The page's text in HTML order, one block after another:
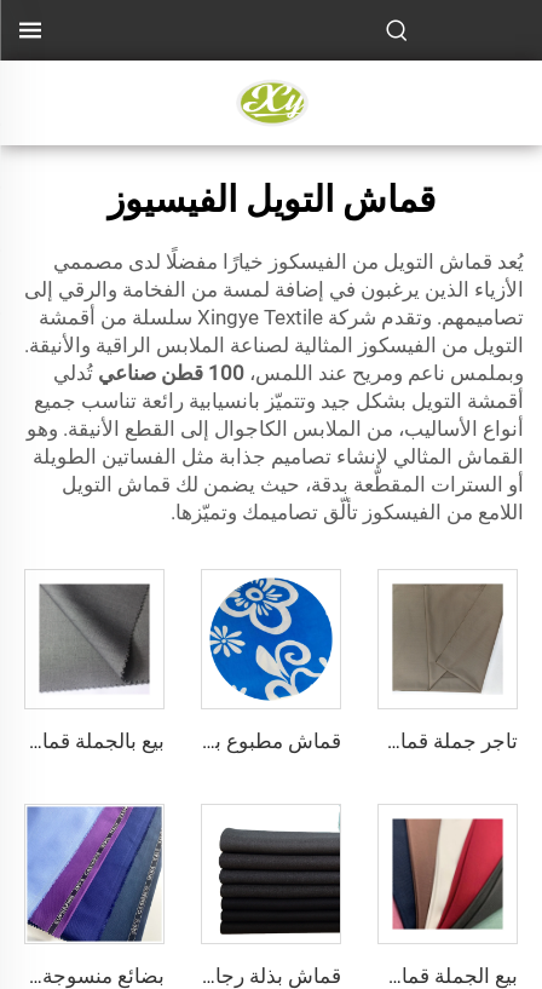
قماش التويل الفيسيوز
يُعد قماش التويل من الفيسكوز خيارًا مفضلًا لدى مصممي
الأزياء الذين يرغبون في إضافة لمسة من الفخامة والرقي إلى
تصاميمهم. وتقدم شركة Xingye Textile سلسلة من أقمشة
التويل من الفيسكوز المثالية لصناعة الملابس الراقية والأنيقة.
وبملمس ناعم ومريح عند اللمس، 100 قطن صناعي
تُدلي
أقمشة التويل بشكل جيد وتتميّز بانسيابية رائعة تناسب جميع
أنواع الأساليب، من الملابس الكاجوال إلى القطع الأنيقة. وهو
القماش المثالي لإنشاء تصاميم جذابة مثل الفساتين الطويلة
أو السترات المقطّعة بدقة، حيث يضمن لك قماش التويل
اللامع من الفيسكوز تألّق تصاميمك وتميّزها.
تاجر جملة قماش الثوب العربي للرجال قماش بوليستر مجوف قماش toyobo قميص ثوب عربي قماش مطبوع بالصبغة مصنوع من بوليستر 100٪ CEY، وزنه 165 جرام لكل متر مربع، مع زخرفة أزهار CEY بيع بالجملة قماش تويل بنسبة 80% بوليستر و20% فيزاوس لأزياء الرجال العرب والثياب التقليدية لتويبو
بيع الجملة قماش بوليستر وفيسكوز ملون TR لمادة بدلة رجالية قماش بذلة رجالية من صوف الكشمير التويد مع حدود إنجليزية بضائع منسوجة من بوليستر وفيسكوز إندونيسيا بوليستر وفيسكوز